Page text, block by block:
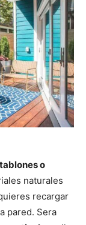
o
naturales
recargar
pared. Sera